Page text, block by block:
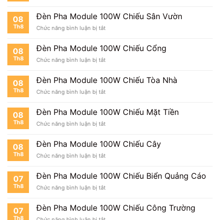
Nhà
Pha
Module
100W
Trang
08
Th8
Đèn Pha Module 100W Chiếu Sân Vườn
Chức năng bình luận bị tắtở
Pha
Module
100W
Sân
08
Th8
Đèn Pha Module 100W Chiếu Cổng
Chức năng bình luận bị tắtở
Pha
Module
100W
Cổng
08
Th8
Đèn Pha Module 100W Chiếu Tòa Nhà
Chức năng bình luận bị tắtở
Pha
Module
100W
Tòa
08
Th8
Đèn Pha Module 100W Chiếu Mặt Tiền
Chức năng bình luận bị tắtở
Pha
Module
100W
Mặt
08
Th8
Đèn Pha Module 100W Chiếu Cây
Chức năng bình luận bị tắtở
Pha
Module
100W
Cây
07
Th8
Đèn Pha Module 100W Chiếu Biển Quảng Cáo
Chức năng bình luận bị tắtở
Pha
Module
07
Th8
Đèn Pha Module 100W Chiếu Công Trường